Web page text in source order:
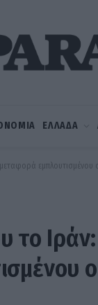
ΕΛΛΑΔΑ
εμπλουτισμένου
το